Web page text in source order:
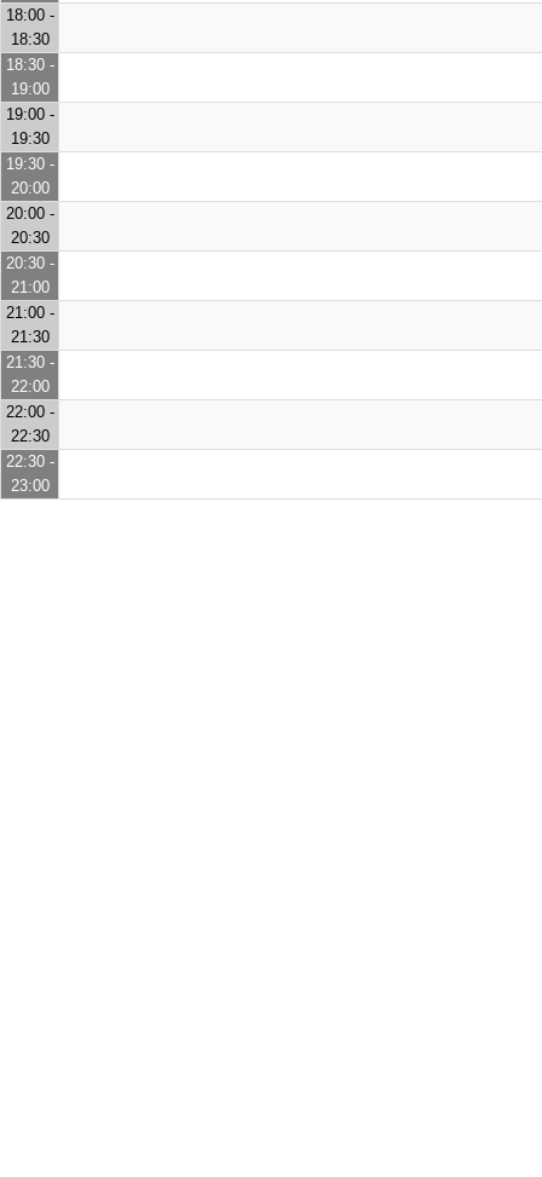
18:00 -
18:30
18:30 -
19:00
19:00 -
19:30
19:30 -
20:00
20:00 -
20:30
20:30 -
21:00
21:00 -
21:30
21:30 -
22:00
22:00 -
22:30
22:30 -
23:00